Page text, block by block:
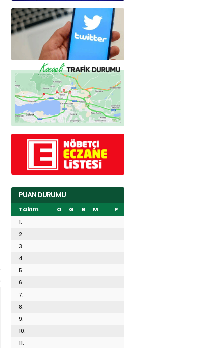
PUAN DURUMU
Takım O G B M
P
1.
2.
3.
4.
5.
6.
7.
8.
9.
10.
11.